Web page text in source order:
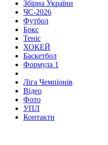
Збірна України
ЧС-2026
Футбол
Бокс
Теніс
ХОКЕЙ
Баскетбол
Формула 1
Ліга Чемпіонів
Відео
Фото
УПЛ
Контакти